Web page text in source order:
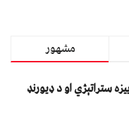
مشهور
ستراتېژي او د ډیورنډ